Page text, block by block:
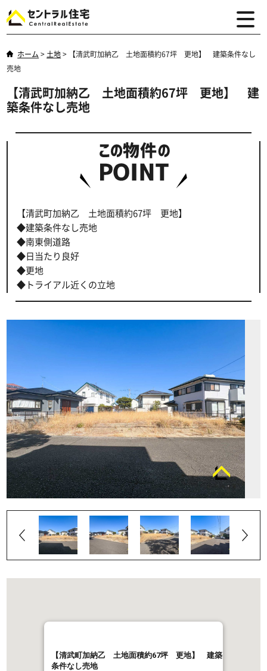
ホーム > 土地>
【清武町加納乙 土地面積約67坪 更地】 建築条件なし
売地
【清武町加納乙 土地面積約67坪 更地】 建
築条件なし売地
【清武町加納乙 土地面積約67坪 更地】
◆建築条件なし売地
◆南東側道路
◆日当たり良好
◆更地
◆トライアル近くの立地
【清武町加納乙 土地面積約67坪 更地】 建築
条件なし売地